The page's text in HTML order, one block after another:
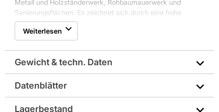
Metall und Holzständerwerk, Rohbaumauerwerk und
Sanierungsflächen. Es zeichnet sich durch eine hohe
Wasser- und Temperaturbeständigkeit aus und ist
außerdem ebenflächig, formstabil und biegesteif. Die
Vliesoberfläche eignet sich für eine hervorragende
Verankerung des Dünnbettmörtels. Das SCHLÜTER Kerdi-
BOARD ist zudem dampfbremsend, wärmedämmend und
schnell zu verarbeiten. Es ist zement- und glasfaserfrei und
lässt sich durch das aufgedruckte Schneidraster staubfrei
Eigenschaften SCHLÜTER Kerdi-BOARD:
Weiterlesen
Gewicht & techn. Daten
Gewicht pro Verkaufseinheit: 0,8 kg
Datenblätter
Technisches Merkblatt
Lagerbestand